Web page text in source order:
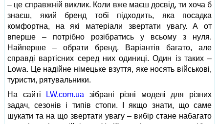
– це справжній виклик. Коли вже маєш досвід, ти хоча б
знаєш, який бренд тобі підходить, яка посадка
комфортна, на які матеріали звертати увагу. А от
вперше – потрібно розібратись у всьому з нуля.
Найперше – обрати бренд. Варіантів багато, але
справді вартісних серед них одиниці. Один із таких –
Lowa. Це надійне німецьке взуття, яке носять військові,
туристи, рятувальники.
На сайті
LW.com.ua зібрані різні моделі для різних
задач, сезонів і типів стопи. І якщо знати, що саме
шукати та на що звертати увагу – вибір стане набагато